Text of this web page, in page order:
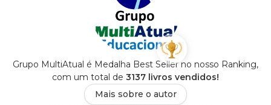
Grupo MultiAtual é Medalha Best Seller no nosso Ranking,
com um total de 3137 livros vendidos!
Mais sobre o autor